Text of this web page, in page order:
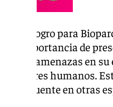
es un logro para
la importancia de
serias amenazas en
factores humanos.
frecuente en otras